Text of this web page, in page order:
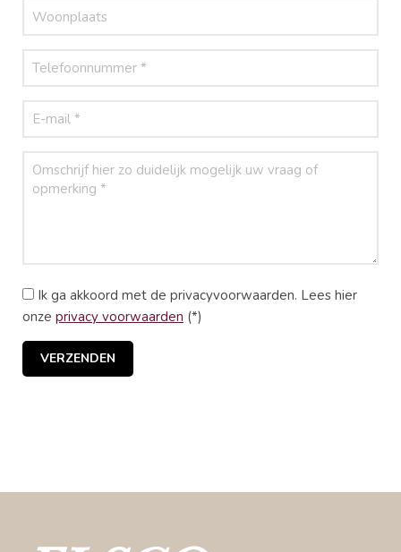
Ik ga akkoord met de privacyvoorwaarden. Lees hier
onze privacy voorwaarden (*)